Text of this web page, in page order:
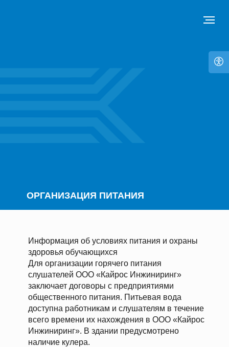
ОРГАНИЗАЦИЯ ПИТАНИЯ
Информация об условиях питания и охраны
здоровья обучающихся
Для организации горячего питания
слушателей ООО «Кайрос Инжиниринг»
заключает договоры с предприятиями
общественного питания. Питьевая вода
доступна работникам и слушателям в течение
всего времени их нахождения в ООО «Кайрос
Инжиниринг». В здании предусмотрено
наличие кулера.